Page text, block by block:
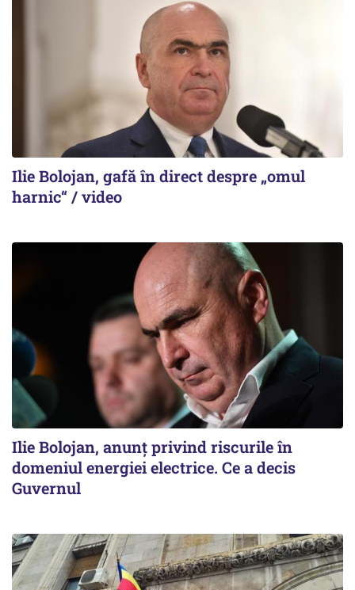
Ilie Bolojan, gafă în direct despre „omul
harnic“ / video
Ilie Bolojan, anunț privind riscurile în
domeniul energiei electrice. Ce a decis
Guvernul